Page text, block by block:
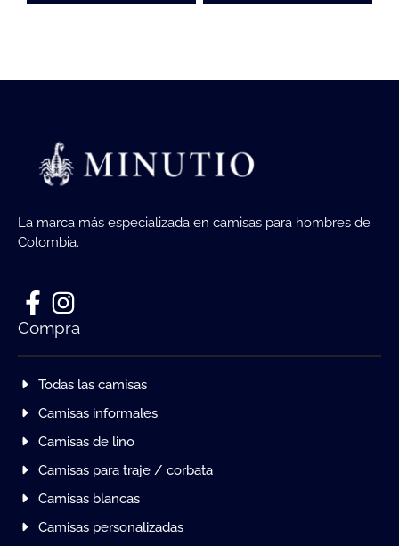
La marca más especializada en camisas para hombres de
Colombia.
Compra
Todas las camisas
Camisas informales
Camisas de lino
Camisas para traje / corbata
Camisas blancas
Camisas personalizadas